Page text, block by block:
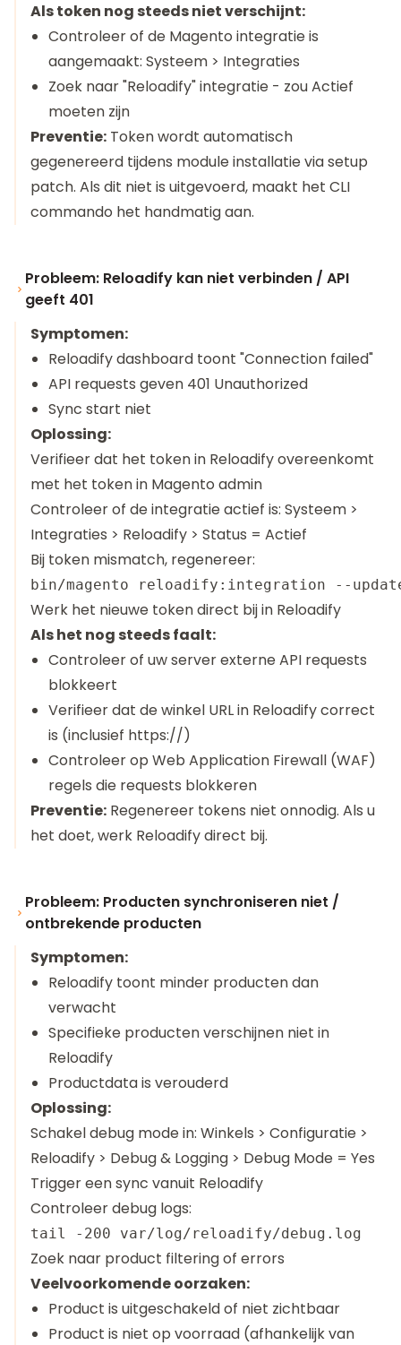
Als token nog steeds niet verschijnt:
Controleer of de Magento integratie is
aangemaakt: Systeem > Integraties
Zoek naar "Reloadify" integratie - zou Actief
moeten zijn
Preventie: Token wordt automatisch
gegenereerd tijdens module installatie via setup
patch. Als dit niet is uitgevoerd, maakt het CLI
commando het handmatig aan.
Probleem: Reloadify kan niet verbinden / API
geeft 401
Symptomen:
Reloadify dashboard toont "Connection failed"
API requests geven 401 Unauthorized
Sync start niet
Oplossing:
Verifieer dat het token in Reloadify overeenkomt
met het token in Magento admin
Controleer of de integratie actief is: Systeem >
Integraties > Reloadify > Status = Actief
Bij token mismatch, regenereer:
Werk het nieuwe token direct bij in Reloadify
Als het nog steeds faalt:
Controleer of uw server externe API requests
blokkeert
Verifieer dat de winkel URL in Reloadify correct
is (inclusief https://)
Controleer op Web Application Firewall (WAF)
regels die requests blokkeren
Preventie: Regenereer tokens niet onnodig. Als u
het doet, werk Reloadify direct bij.
Probleem: Producten synchroniseren niet /
ontbrekende producten
Symptomen:
Reloadify toont minder producten dan
verwacht
Specifieke producten verschijnen niet in
Reloadify
Productdata is verouderd
Oplossing:
Schakel debug mode in: Winkels > Configuratie >
Reloadify > Debug & Logging > Debug Mode = Yes
Trigger een sync vanuit Reloadify
Controleer debug logs:
Zoek naar product filtering of errors
Veelvoorkomende oorzaken:
Product is uitgeschakeld of niet zichtbaar
Product is niet op voorraad (afhankelijk van